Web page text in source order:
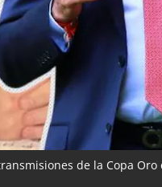
de la Copa Oro